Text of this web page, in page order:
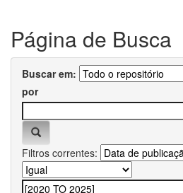
Página de Busca
Buscar em:
por
Filtros correntes: